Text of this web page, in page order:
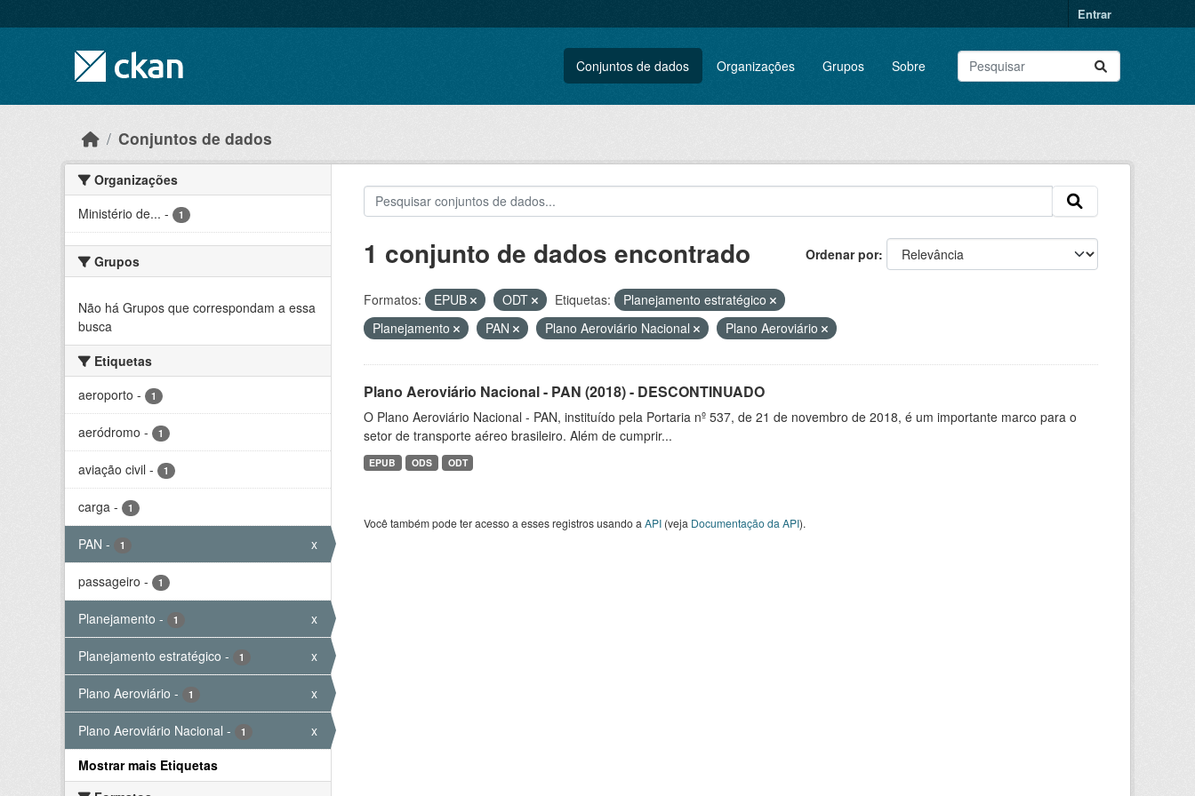
Entrar
Conjuntos de dados Organizações Grupos Sobre
Conjuntos de dados
Organizações
Ministério de... - 1
Grupos
Não há Grupos que correspondam a essa
busca
Etiquetas
aeroporto - 1
aeródromo - 1
aviação civil - 1
carga - 1
PAN - 1 x
passageiro - 1
Planejamento - 1 x
Planejamento estratégico - 1 x
Plano Aeroviário - 1 x
Plano Aeroviário Nacional - 1
x
Mostrar mais Etiquetas
Ordenar por
1 conjunto de dados encontrado
Formatos: EPUB ODT Etiquetas:
Planejamento estratégico
Planejamento
PAN Plano Aeroviário Nacional Plano Aeroviário
Plano Aeroviário Nacional - PAN (2018) - DESCONTINUADO
O Plano Aeroviário Nacional - PAN, instituído pela Portaria nº 537, de 21 de novembro de 2018, é um importante marco para o
setor de transporte aéreo brasileiro. Além de cumprir...
EPUB ODS ODT
Você também pode ter acesso a esses registros usando a API(veja Documentação da API).